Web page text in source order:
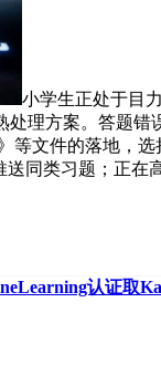
小学生正处于目
理方案。答题错
等文件的落地，
同类习题；正在
认证取